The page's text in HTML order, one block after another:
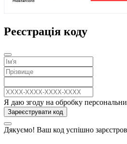
Реєстрація коду
Я даю згоду на обробку
Зареєструвати код
Дякуємо! Ваш код успішно